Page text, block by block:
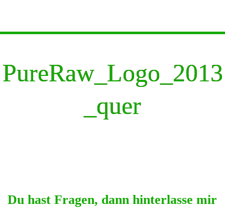
PureRaw_Logo_2013
_quer
Du hast Fragen, dann hinterlasse mir